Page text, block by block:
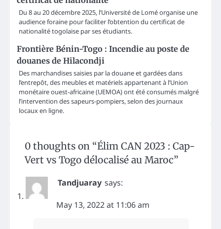
Du 8 au 20 décembre 2025, l’Université de Lomé organise une
audience foraine pour faciliter l’obtention du certificat de
nationalité togolaise par ses étudiants.
Frontière Bénin-Togo : Incendie au poste de
douanes de Hilacondji
Des marchandises saisies par la douane et gardées dans
l’entrepôt, des meubles et matériels appartenant à l’Union
monétaire ouest-africaine (UEMOA) ont été consumés malgré
l’intervention des sapeurs-pompiers, selon des journaux
locaux en ligne.
0 thoughts on “Élim CAN 2023 : Cap-
Vert vs Togo délocalisé au Maroc”
Tandjuaray says:
May 13, 2022 at 11:06 am